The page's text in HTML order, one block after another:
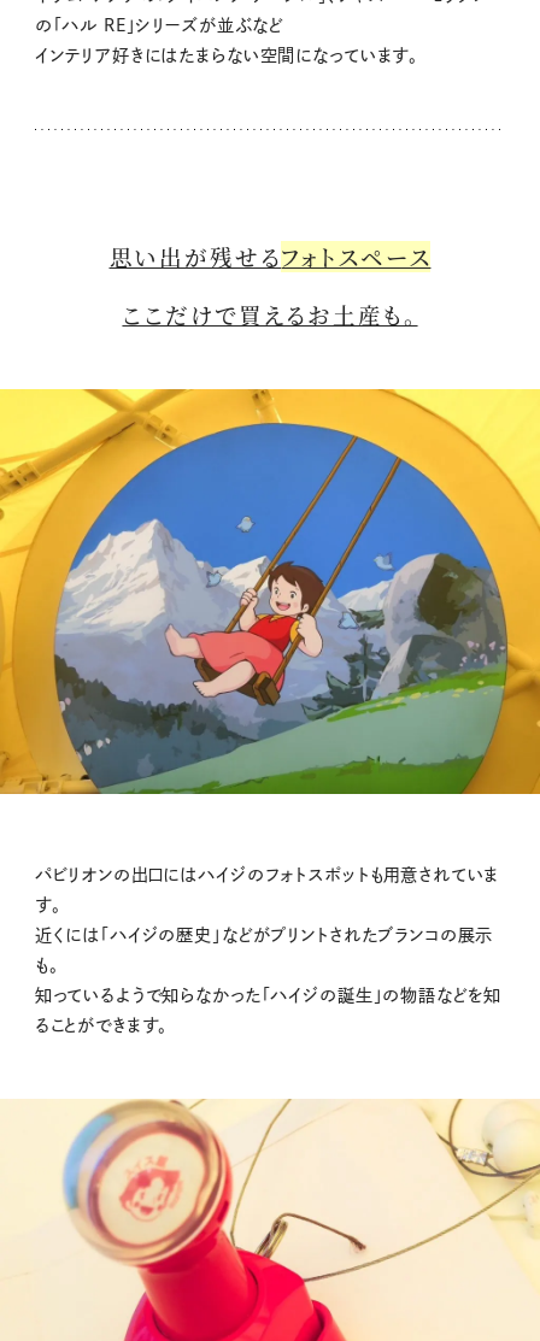
の「ハル RE」シリーズが並ぶなど
インテリア好きにはたまらない空間になっています。
思い出が残せるフォトスペース
ここだけで買えるお土産も。
パビリオンの出口にはハイジのフォトスポットも用意されていま
す。
近くには「ハイジの歴史」などがプリントされたブランコの展示
も。
知っているようで知らなかった「ハイジの誕生」の物語などを知
ることができます。